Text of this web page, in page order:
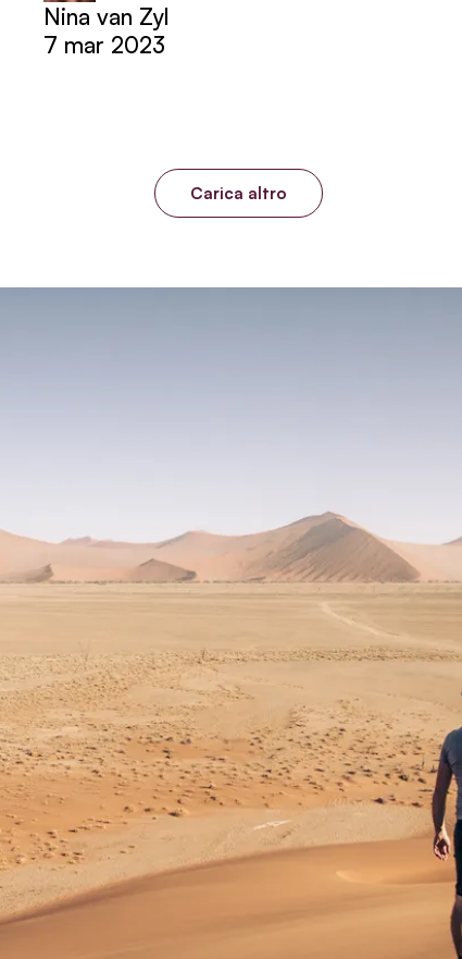
Nina van Zyl
7 mar 2023
Carica altro